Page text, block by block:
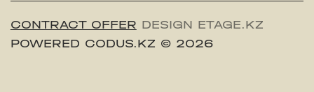
CONTRACT OFFER DESIGN ETAGE.KZ
POWERED CODUS.KZ © 2026